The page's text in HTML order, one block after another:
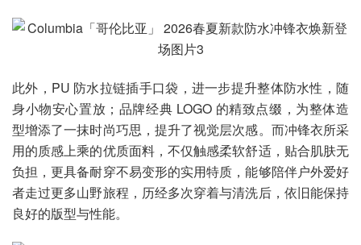
此外，PU 防水拉链插手口袋，进一步提升整体防水性，随
身小物安心置放；品牌经典 LOGO 的精致点缀，为整体造
型增添了一抹时尚巧思，提升了视觉层次感。而冲锋衣所采
用的质感上乘的优质面料，不仅触感柔软舒适，贴合肌肤无
负担，更具备耐穿不易变形的实用特质，能够陪伴户外爱好
者走过更多山野旅程，历经多次穿着与清洗后，依旧能保持
良好的版型与性能。